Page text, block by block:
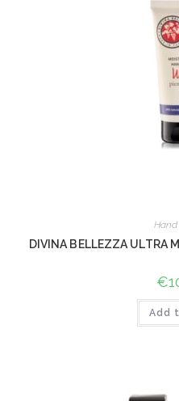
DIVINA BELLEZZA ULTRA
€
Add